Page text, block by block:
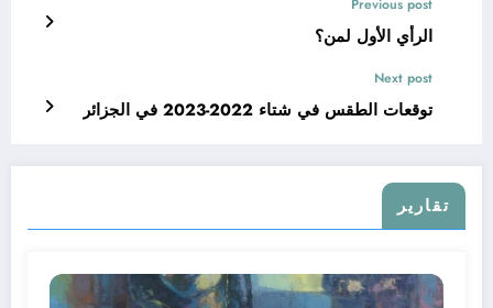
Previous post
الرأي الأول لمن؟
Next post
توقعات الطقس في شتاء 2022-2023 في الجزائر
تقارير